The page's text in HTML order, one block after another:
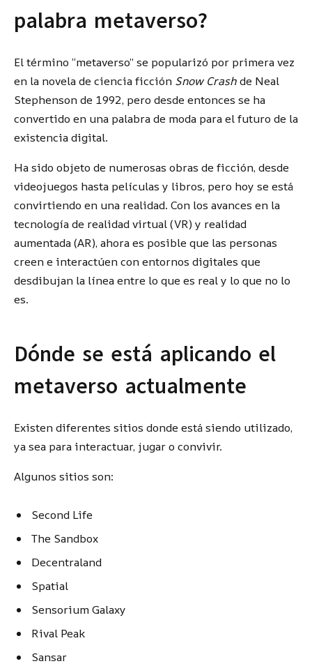
palabra metaverso?
El término “metaverso” se popularizó por primera vez
en la novela de ciencia ficción Snow Crashde Neal
Stephenson de 1992, pero desde entonces se ha
convertido en una palabra de moda para el futuro de la
existencia digital.
Ha sido objeto de numerosas obras de ficción, desde
videojuegos hasta películas y libros, pero hoy se está
convirtiendo en una realidad. Con los avances en la
tecnología de realidad virtual (VR) y realidad
aumentada (AR), ahora es posible que las personas
creen e interactúen con entornos digitales que
desdibujan la línea entre lo que es real y lo que no lo
es.
Dónde se está aplicando el
metaverso actualmente
Existen diferentes sitios donde está siendo utilizado,
ya sea para interactuar, jugar o convivir.
Algunos sitios son:
Second Life
The Sandbox
Decentraland
Spatial
Sensorium Galaxy
Rival Peak
Sansar